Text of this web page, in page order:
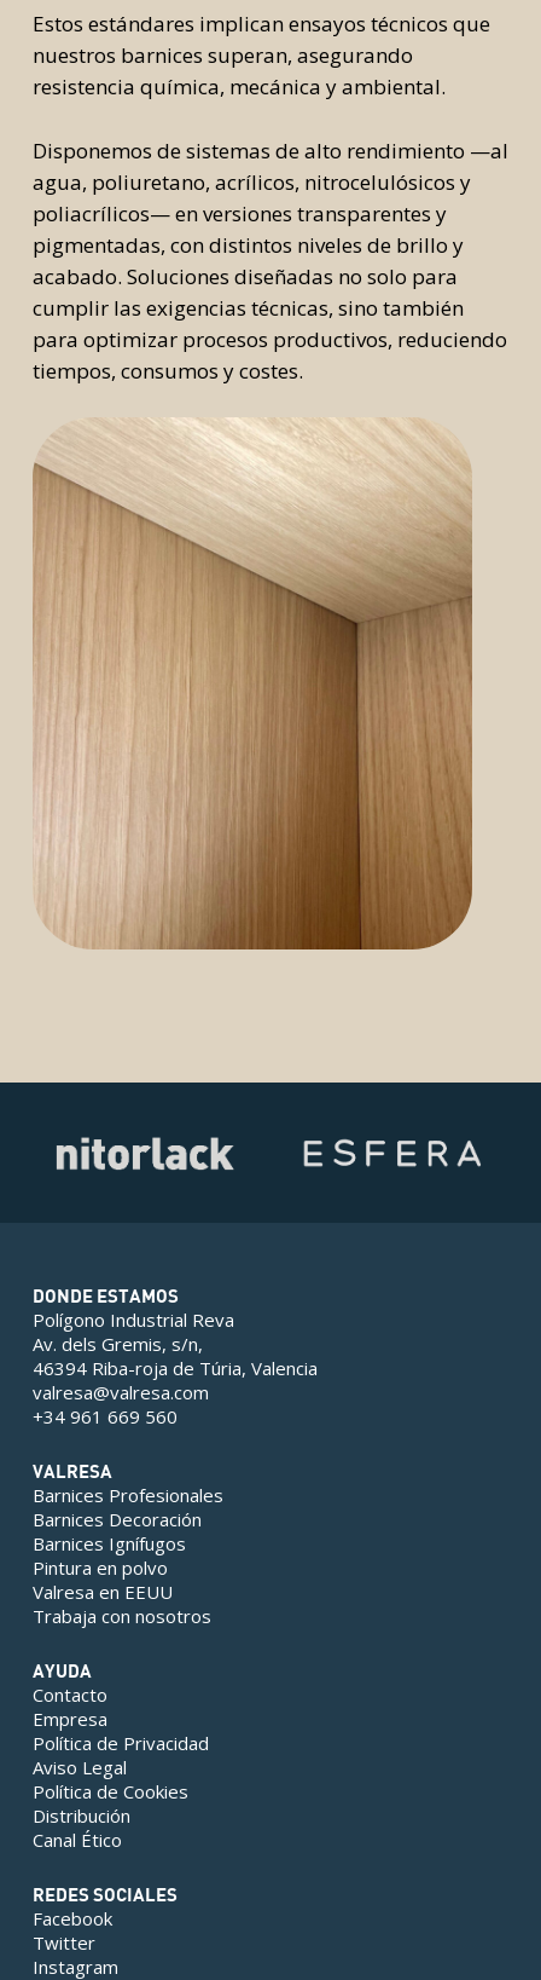
Estos estándares implican ensayos técnicos que
nuestros barnices superan, asegurando
resistencia química, mecánica y ambiental.
Disponemos de sistemas de alto rendimiento —al
agua, poliuretano, acrílicos, nitrocelulósicos y
poliacrílicos— en versiones transparentes y
pigmentadas, con distintos niveles de brillo y
acabado. Soluciones diseñadas no solo para
cumplir las exigencias técnicas, sino también
para optimizar procesos productivos, reduciendo
tiempos, consumos y costes.
DONDE ESTAMOS
Polígono Industrial Reva
Av. dels Gremis, s/n,
46394 Riba-roja de Túria, Valencia
valresa@valresa.com
+34 961 669 560
VALRESA
Barnices Profesionales
Barnices Decoración
Barnices Ignífugos
Pintura en polvo
Valresa en EEUU
Trabaja con nosotros
AYUDA
Contacto
Empresa
Política de Privacidad
Aviso Legal
Política de Cookies
Distribución
Canal Ético
REDES SOCIALES
Facebook
Twitter
Instagram